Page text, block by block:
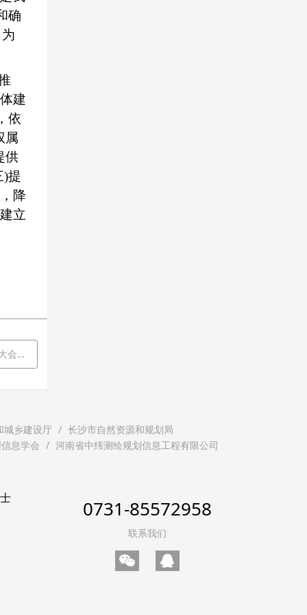
确
建
依
属
供
)提
降
立
开
城乡建设厅
长沙市自然资源和规划局
息学会 河南省中纬测绘规划信息工程有限公司
0731-85572958
联系我们